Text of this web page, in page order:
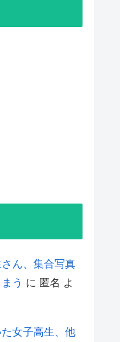
さん、集合写真
う に 匿名 よ
女子高生、他